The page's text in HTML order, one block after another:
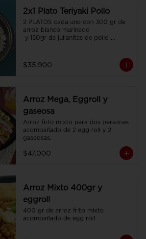
2x1 Plato Teriyaki Pollo
2 PLATOS cada uno con 300 gr de
arroz blanco marinado
y 150gr de julianitas de pollo
$35.900
Arroz Mega, Eggroll y
gaseosa
Arroz frito mixto para dos personas
acompañado de 2 egg roll y 2
gaseosas.
$47.000
Arroz Mixto 400gr y
eggroll
400 gr de arroz frito mixto
acompañado de egg roll